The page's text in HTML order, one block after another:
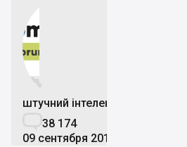


штучний інтелект
38 174
09 сентября 2019